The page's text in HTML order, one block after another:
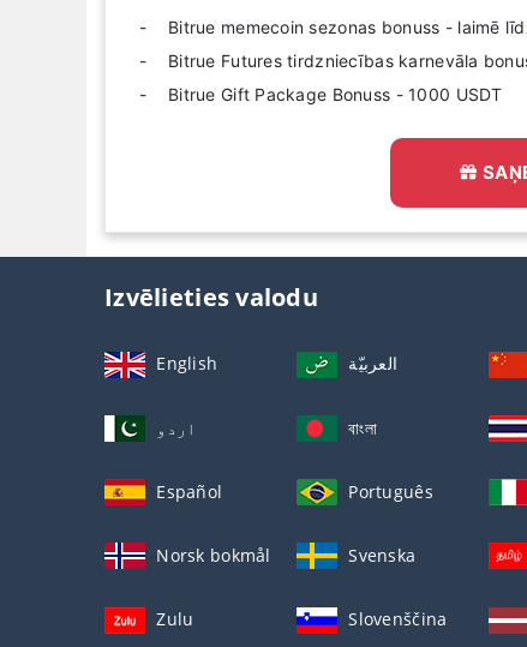
Bitrue memecoin sezonas bonuss - laimē
Bitrue Futures tirdzniecības karnevāla
Bitrue Gift Package Bonuss - 1000 USDT
Izvēlieties valodu
English العربيّة
اردو বাংলা
Español Português
Norsk bokmål Svenska
Zulu Slovenščina